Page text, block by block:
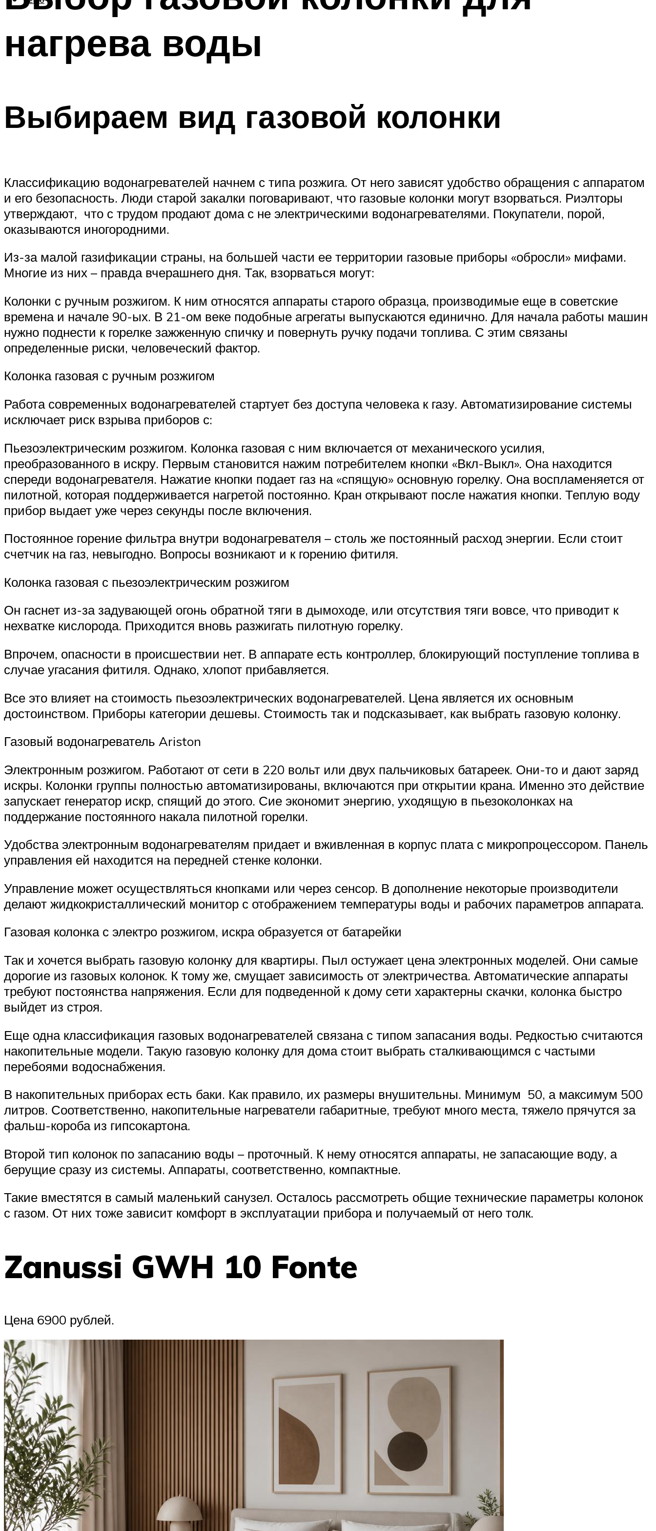
нагрева воды
Выбираем вид газовой колонки
Классификацию водонагревателей начнем с типа розжига. От него зависят удобство обращения с аппаратом
и его безопасность. Люди старой закалки поговаривают, что газовые колонки могут взорваться. Риэлторы
утверждают, что с трудом продают дома с не электрическими водонагревателями. Покупатели, порой,
оказываются иногородними.
Из-за малой газификации страны, на большей части ее территории газовые приборы «обросли» мифами.
Многие из них – правда вчерашнего дня. Так, взорваться могут:
Колонки с ручным розжигом. К ним относятся аппараты старого образца, производимые еще в советские
времена и начале 90-ых. В 21-ом веке подобные агрегаты выпускаются единично. Для начала работы машин
нужно поднести к горелке зажженную спичку и повернуть ручку подачи топлива. С этим связаны
определенные риски, человеческий фактор.
Колонка газовая с ручным розжигом
Работа современных водонагревателей стартует без доступа человека к газу. Автоматизирование системы
исключает риск взрыва приборов с:
Пьезоэлектрическим розжигом. Колонка газовая с ним включается от механического усилия,
преобразованного в искру. Первым становится нажим потребителем кнопки «Вкл-Выкл». Она находится
спереди водонагревателя. Нажатие кнопки подает газ на «спящую» основную горелку. Она воспламеняется от
пилотной, которая поддерживается нагретой постоянно. Кран открывают после нажатия кнопки. Теплую воду
прибор выдает уже через секунды после включения.
Постоянное горение фильтра внутри водонагревателя – столь же постоянный расход энергии. Если стоит
счетчик на газ, невыгодно. Вопросы возникают и к горению фитиля.
Колонка газовая с пьезоэлектрическим розжигом
Он гаснет из-за задувающей огонь обратной тяги в дымоходе, или отсутствия тяги вовсе, что приводит к
нехватке кислорода. Приходится вновь разжигать пилотную горелку.
Впрочем, опасности в происшествии нет. В аппарате есть контроллер, блокирующий поступление топлива в
случае угасания фитиля. Однако, хлопот прибавляется.
Все это влияет на стоимость пьезоэлектрических водонагревателей. Цена является их основным
достоинством. Приборы категории дешевы. Стоимость так и подсказывает, как выбрать газовую колонку.
Газовый водонагреватель Ariston
Электронным розжигом. Работают от сети в 220 вольт или двух пальчиковых батареек. Они-то и дают заряд
искры. Колонки группы полностью автоматизированы, включаются при открытии крана. Именно это действие
запускает генератор искр, спящий до этого. Сие экономит энергию, уходящую в пьезоколонках на
поддержание постоянного накала пилотной горелки.
Удобства электронным водонагревателям придает и вживленная в корпус плата с микропроцессором. Панель
управления ей находится на передней стенке колонки.
Управление может осуществляться кнопками или через сенсор. В дополнение некоторые производители
делают жидкокристаллический монитор с отображением температуры воды и рабочих параметров аппарата.
Газовая колонка с электро розжигом, искра образуется от батарейки
Так и хочется выбрать газовую колонку для квартиры. Пыл остужает цена электронных моделей. Они самые
дорогие из газовых колонок. К тому же, смущает зависимость от электричества. Автоматические аппараты
требуют постоянства напряжения. Если для подведенной к дому сети характерны скачки, колонка быстро
выйдет из строя.
Еще одна классификация газовых водонагревателей связана с типом запасания воды. Редкостью считаются
накопительные модели. Такую газовую колонку для дома стоит выбрать сталкивающимся с частыми
перебоями водоснабжения.
В накопительных приборах есть баки. Как правило, их размеры внушительны. Минимум 50, а максимум 500
литров. Соответственно, накопительные нагреватели габаритные, требуют много места, тяжело прячутся за
фальш-короба из гипсокартона.
Второй тип колонок по запасанию воды – проточный. К нему относятся аппараты, не запасающие воду, а
берущие сразу из системы. Аппараты, соответственно, компактные.
Такие вместятся в самый маленький санузел. Осталось рассмотреть общие технические параметры колонок
с газом. От них тоже зависит комфорт в эксплуатации прибора и получаемый от него толк.
Zanussi GWH 10 Fonte
Цена 6900 рублей.